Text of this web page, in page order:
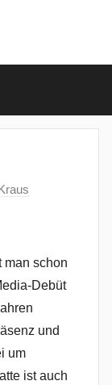
man schon
Debüt
und
um
ist auch